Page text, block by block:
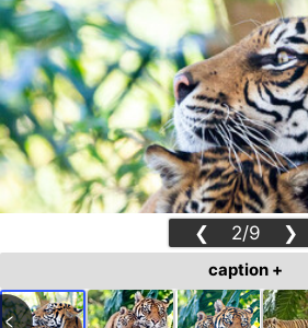
❮ 2/9 ❯
caption +